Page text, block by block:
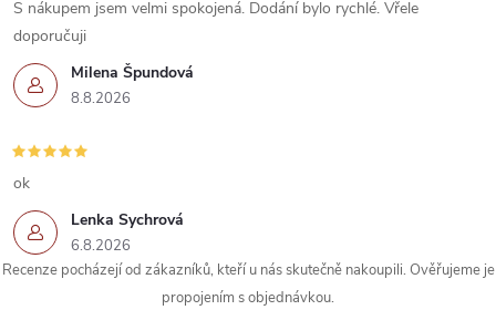
í
p
r
v
k
y
v
Milena Špundová
8.8.2026
S nákupem jsem velmi spokojená. Dodání bylo rychlé. Vřele
doporučuji
Lenka Sychrová
6.8.2026
ok
Recenze pocházejí od zákazníků, kteří u nás skutečně nakoupili. Ověřujeme je
propojením s objednávkou.